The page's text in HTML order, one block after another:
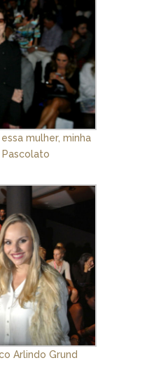
mulher, minha
Arlindo Grund